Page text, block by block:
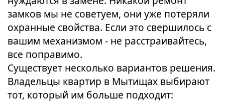
замков мы не советуем, они уже потеряли
охранные свойства. Если это свершилось с
вашим механизмом - не расстраивайтесь,
все поправимо.
Существует несколько вариантов решения.
Владельцы квартир в Мытищах выбирают
тот, который им больше подходит: